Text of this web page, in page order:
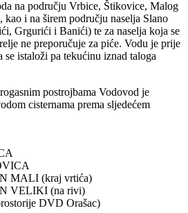
na području Vrbice, Štikovice, Malog
kao i na širem području naselja Slano
Grgurići i Banići) te za naselja koja se
ne preporučuje za piće. Vodu je prije
se istaloži pa tekućinu iznad taloga
postrojbama Vodovod je
cisternama prema sljedećem
MALI (kraj vrtića)
VELIKI (na rivi)
DVD Orašac)